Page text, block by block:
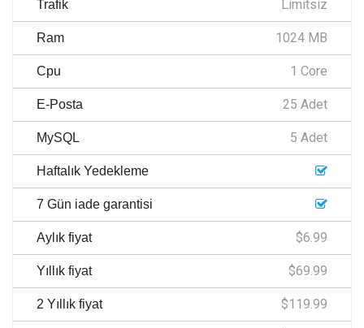
Trafik Limitsiz
Ram 1024 MB
Cpu 1 Core
E-Posta 25 Adet
MySQL 5 Adet
Haftalık Yedekleme
7 Gün iade garantisi
Aylık fiyat $6.99
Yıllık fiyat $69.99
2 Yıllık fiyat $119.99